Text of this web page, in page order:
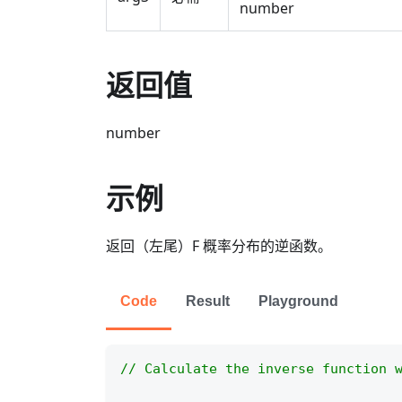
number
返回值
number
示例
返回（左尾）F 概率分布的逆函数。
Code Result Playground
// Calculate the inverse function